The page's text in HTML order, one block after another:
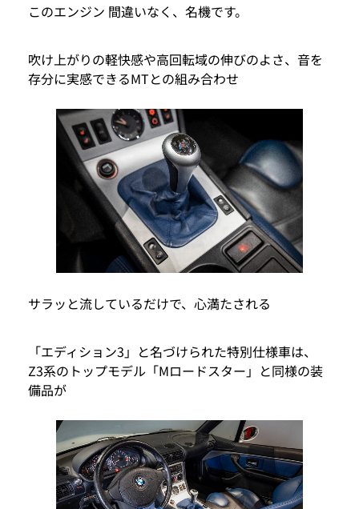
このエンジン 間違いなく、名機です。
吹け上がりの軽快感や高回転域の伸びのよさ、音を
存分に実感できるMTとの組み合わせ
サラッと流しているだけで、心満たされる
「エディション3」と名づけられた特別仕様車は、
Z3系のトップモデル「Mロードスター」と同様の装
備品が